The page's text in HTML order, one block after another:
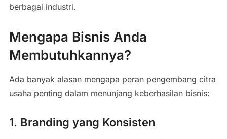
berbagai industri.
Mengapa Bisnis Anda
Membutuhkannya?
Ada banyak alasan mengapa peran pengembang citra
usaha penting dalam menunjang keberhasilan bisnis:
1. Branding yang Konsisten